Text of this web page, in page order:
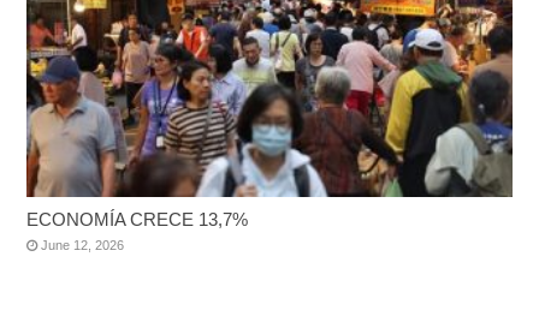
ECONOMÍA CRECE 13,7%
June 12, 2026